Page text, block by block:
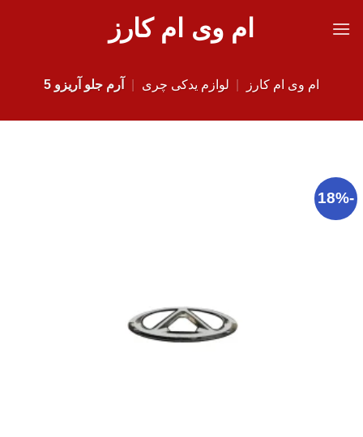
ام وی ام کارز
ام وی ام کارز لوازم یدکی چری آرم جلو آریزو 5
-18%